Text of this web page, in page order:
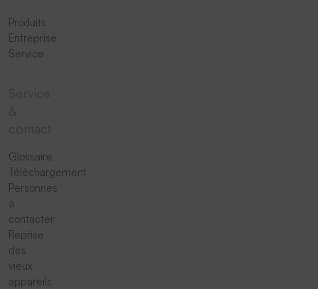
Produits
Entreprise
Service
Glossaire
Téléchargement
Personnes
à
contacter
Reprise
des
vieux
appareils